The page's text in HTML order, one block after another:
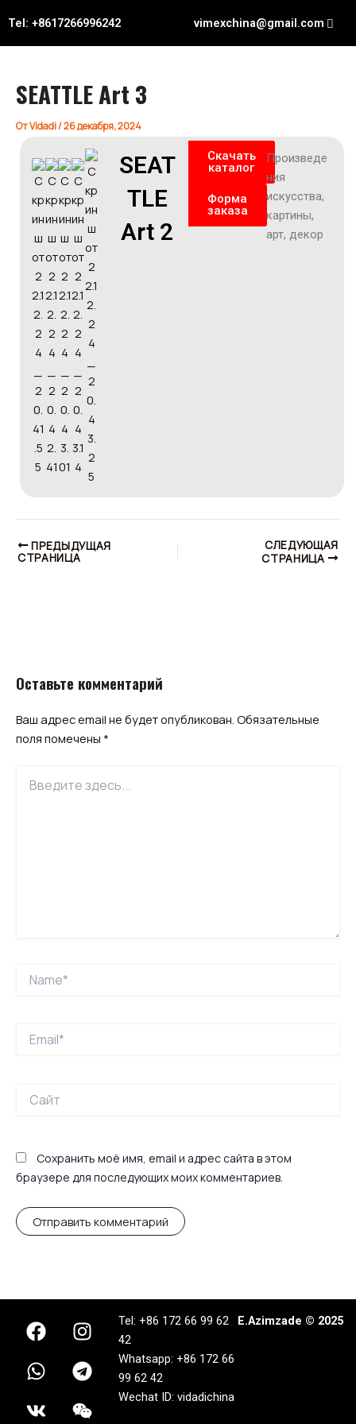
содержимому
Tel: +8617266996242 vimexchina@gmail.com
SEATTLE Art 3
ОтVidadi/26 декабря, 2024
SEAT
TLE
Art 2
Скачать
каталог
Форма
заказа
Произведе
ния
искусства,
картины,
арт, декор
по
записям
ПРЕДЫДУЩАЯ
СТРАНИЦА
СЛЕДУЮЩАЯ
СТРАНИЦА
Оставьте комментарий
Ваш адрес email не будет опубликован. Обязательные
поля помечены *
здесь...
Сохранить моё имя, email и адрес сайта в этом
браузере для последующих моих комментариев.
F
a
c
e
b
I
n
s
t
a
W
h
a
t
s
T
e
l
e
g
V
k
W
e
i
x
i
Tel: +86 172 66 99 62
42
Whatsapp: +86 172 66
99 62 42
Wechat ID: vidadichina
E.Azimzade © 2025